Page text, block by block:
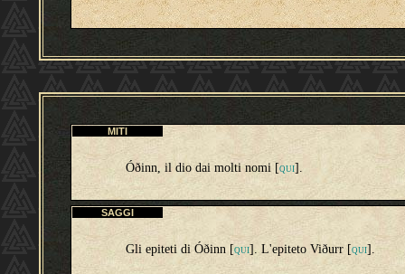
MITI
Óðinn, il dio dai molti nomi [QUI].
SAGGI
Gli epiteti di Óðinn [QUI]. L'epiteto Viðurr [QUI].